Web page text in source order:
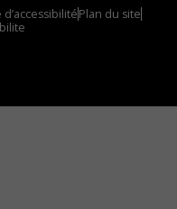
Plan du site